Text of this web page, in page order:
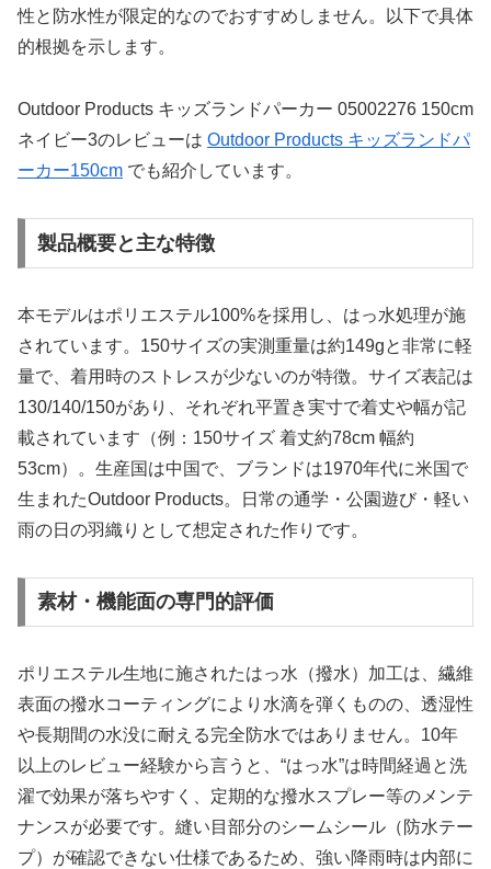
性と防水性が限定的なのでおすすめしません。以下で具体
的根拠を示します。
Outdoor Products キッズランドパーカー 05002276 150cm
ネイビー3のレビューは Outdoor Products キッズランドパ
ーカー150cm でも紹介しています。
製品概要と主な特徴
本モデルはポリエステル100%を採用し、はっ水処理が施
されています。150サイズの実測重量は約149gと非常に軽
量で、着用時のストレスが少ないのが特徴。サイズ表記は
130/140/150があり、それぞれ平置き実寸で着丈や幅が記
載されています（例：150サイズ 着丈約78cm 幅約
53cm）。生産国は中国で、ブランドは1970年代に米国で
生まれたOutdoor Products。日常の通学・公園遊び・軽い
雨の日の羽織りとして想定された作りです。
素材・機能面の専門的評価
ポリエステル生地に施されたはっ水（撥水）加工は、繊維
表面の撥水コーティングにより水滴を弾くものの、透湿性
や長期間の水没に耐える完全防水ではありません。10年
以上のレビュー経験から言うと、“はっ水”は時間経過と洗
濯で効果が落ちやすく、定期的な撥水スプレー等のメンテ
ナンスが必要です。縫い目部分のシームシール（防水テー
プ）が確認できない仕様であるため、強い降雨時は内部に